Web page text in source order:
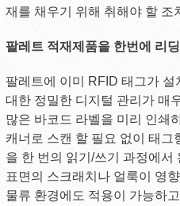
재를 채우기 위해 취해야 할 조
팔레트 적재제품을 한번에 리
팔레트에 이미 RFID 태그가 설
대한 정밀한 디지털 관리가 매
많은 바코드 라벨을 미리 인쇄
캐너로 스캔 할 필요 없이 태그
을 한 번의 읽기/쓰기 과정에서
표면의 스크래치나 얼룩이 영
물류 환경에도 적용이 가능하